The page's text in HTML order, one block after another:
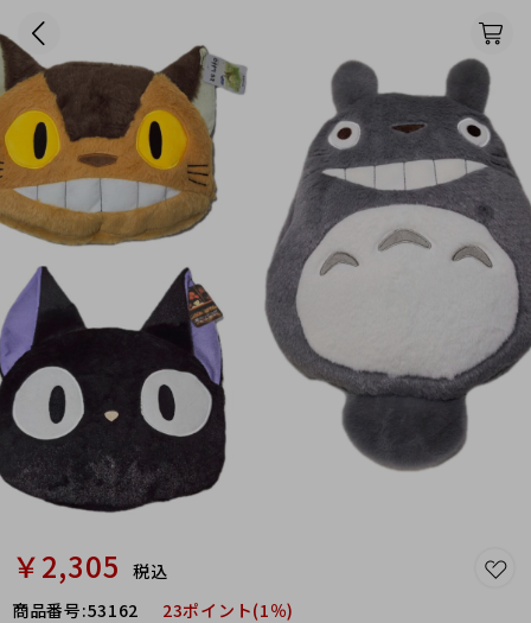
￥2,305
税込
商品番号:53162 23ポイント(1％)